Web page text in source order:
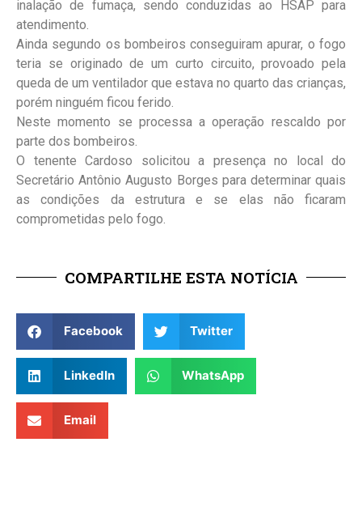
inalação de fumaça, sendo conduzidas ao HSAP para
atendimento.
Ainda segundo os bombeiros conseguiram apurar, o fogo
teria se originado de um curto circuito, provoado pela
queda de um ventilador que estava no quarto das crianças,
porém ninguém ficou ferido.
Neste momento se processa a operação rescaldo por
parte dos bombeiros.
O tenente Cardoso solicitou a presença no local do
Secretário Antônio Augusto Borges para determinar quais
as condições da estrutura e se elas não ficaram
comprometidas pelo fogo.
COMPARTILHE ESTA NOTÍCIA
Facebook Twitter
LinkedIn WhatsApp
Email